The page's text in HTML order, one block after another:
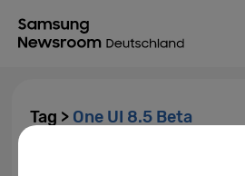
Tag > One UI 8.5 Beta